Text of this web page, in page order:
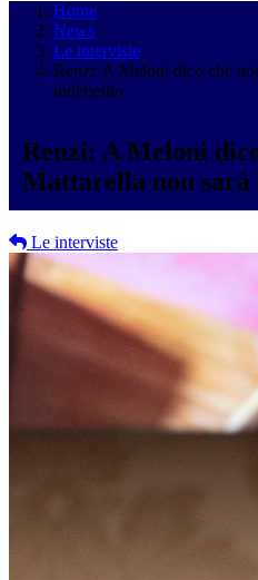
Home
News
Le interviste
Renzi: A Meloni dico che
indebolito
Renzi: A Meloni
Mattarella non sarà
Le interviste